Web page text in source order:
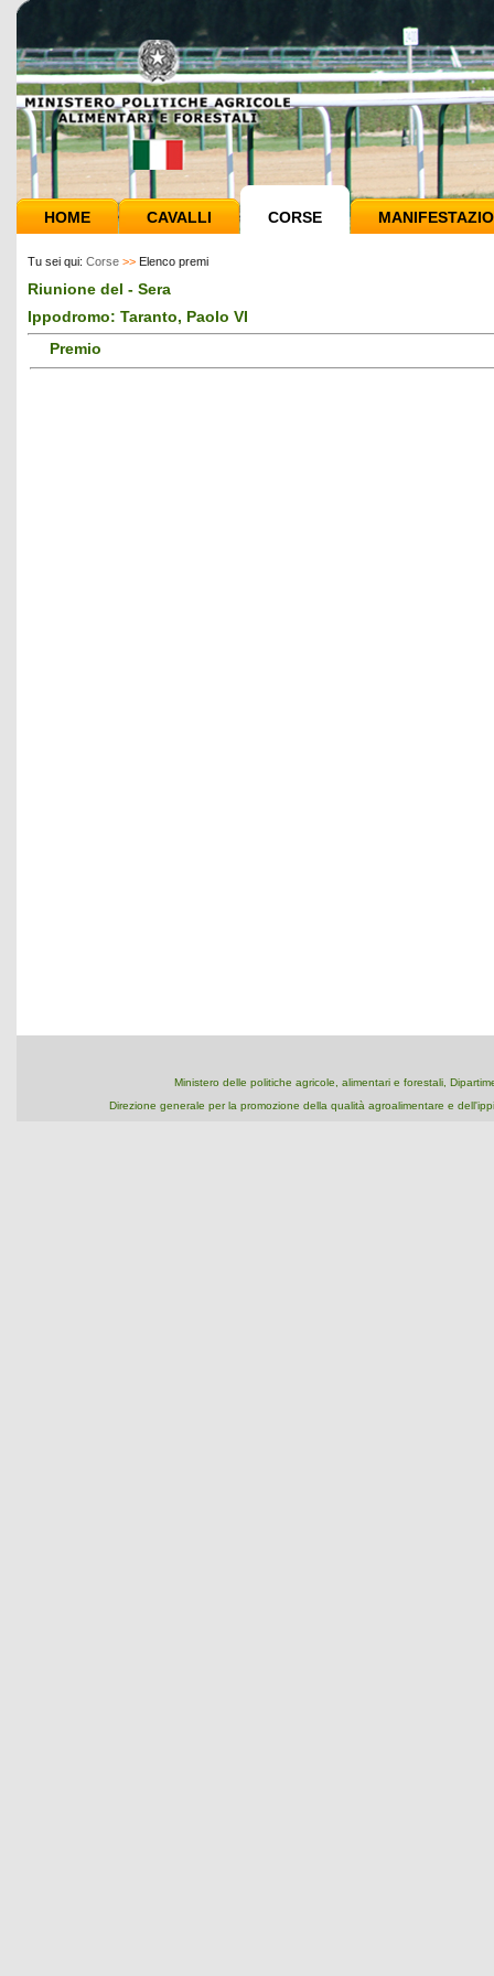
HOME CAVALLI CORSE
Tu sei qui: Corse >> Elenco premi
Riunione del - Sera
Ippodromo: Taranto, Paolo VI
Premio
Ministero delle politiche agricole, alimentari e forestali,
Direzione generale per la promozione della qualità agroalimentare e